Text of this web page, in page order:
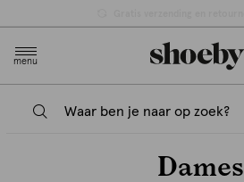
menu
Dames